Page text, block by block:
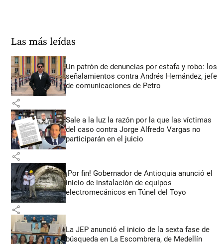
Las más leídas
Un patrón de denuncias por estafa y robo: los
señalamientos contra Andrés Hernández, jefe
de comunicaciones de Petro
share
Sale a la luz la razón por la que las víctimas
del caso contra Jorge Alfredo Vargas no
participarán en el juicio
share
¡Por fin! Gobernador de Antioquia anunció el
inicio de instalación de equipos
electromecánicos en Túnel del Toyo
share
La JEP anunció el inicio de la sexta fase de
búsqueda en La Escombrera, de Medellín